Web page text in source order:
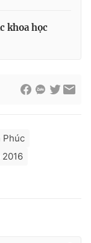
phát hành lại
khoa học
Phúc